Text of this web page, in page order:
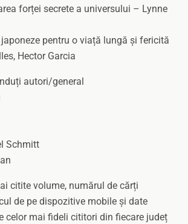
forței secrete a universului – Lynne
pentru o viață lungă și fericită
Hector Garcia
autori/general
Schmitt
citite volume, numărul de cărți
de pe dispozitive mobile și date
celor mai fideli cititori din fiecare județ